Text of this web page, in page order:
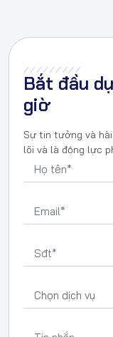
Bắt đầu
giờ
Sự tin tưởng và
lõi và là động lực